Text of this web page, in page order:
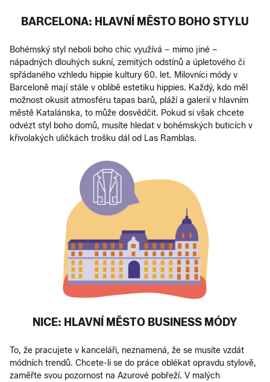
BARCELONA: HLAVNÍ MĚSTO BOHO STYLU
Bohémský styl neboli boho chic využívá – mimo jiné –
nápadných dlouhých sukní, zemitých odstínů a úpletového či
spřádaného vzhledu hippie kultury 60. let. Milovníci módy v
Barceloně mají stále v oblibě estetiku hippies. Každý, kdo měl
možnost okusit atmosféru tapas barů, pláží a galerií v hlavním
městě Katalánska, to může dosvědčit. Pokud si však chcete
odvézt styl boho domů, musíte hledat v bohémských buticích v
křivolakých uličkách trošku dál od Las Ramblas.
NICE: HLAVNÍ MĚSTO BUSINESS MÓDY
To, že pracujete v kanceláři, neznamená, že se musíte vzdát
módních trendů. Chcete-li se do práce oblékat opravdu stylově,
zaměřte svou pozornost na Azurové pobřeží. V malých